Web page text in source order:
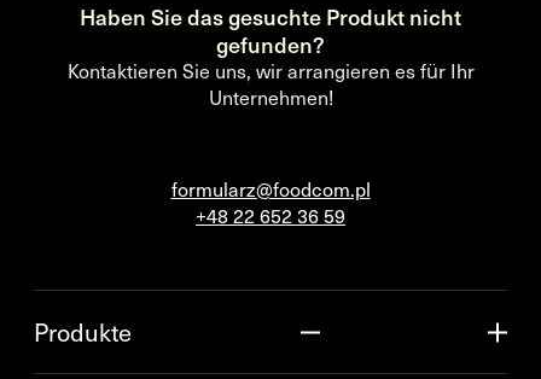
Haben Sie das gesuchte Produkt nicht
gefunden?
Kontaktieren Sie uns, wir arrangieren es für Ihr
Unternehmen!
formularz@foodcom.pl
+48 22 652 36 59
Produkte